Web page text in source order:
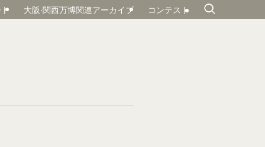
大阪‧関⻄万博関連アーカイブ コンテスト